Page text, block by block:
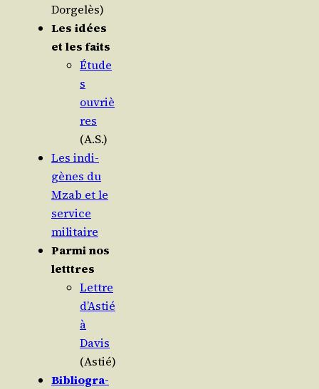
Dorgelès)
Les idées
et les faits
Étude
s
ouvriè
res
(A.S.)
Les indi­
gènes du
Mzab et le
ser­vice
militaire
Par­mi nos
letttres
Lettre
d’Astié
à
Davis
(Astié)
Biblio­gra­